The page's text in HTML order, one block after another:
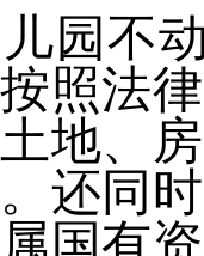
园不
照法
地、
还同
国有